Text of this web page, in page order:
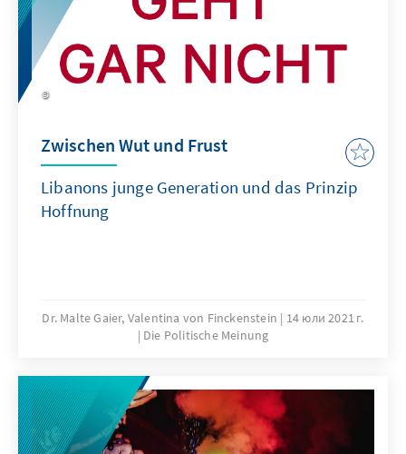
Zwischen Wut und Frust
Libanons junge Generation und das Prinzip
Hoffnung
Dr. Malte Gaier, Valentina von Finckenstein
14 юли 2021 г.
Die Politische Meinung